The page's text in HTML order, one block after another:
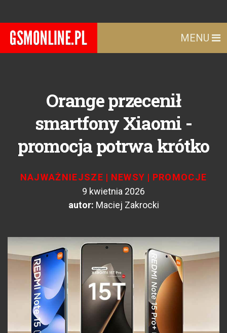
MENU
Orange przecenił
smartfony Xiaomi -
promocja potrwa krótko
NAJWAŻNIEJSZE | NEWSY | PROMOCJE
9 kwietnia 2026
autor: Maciej Zakrocki